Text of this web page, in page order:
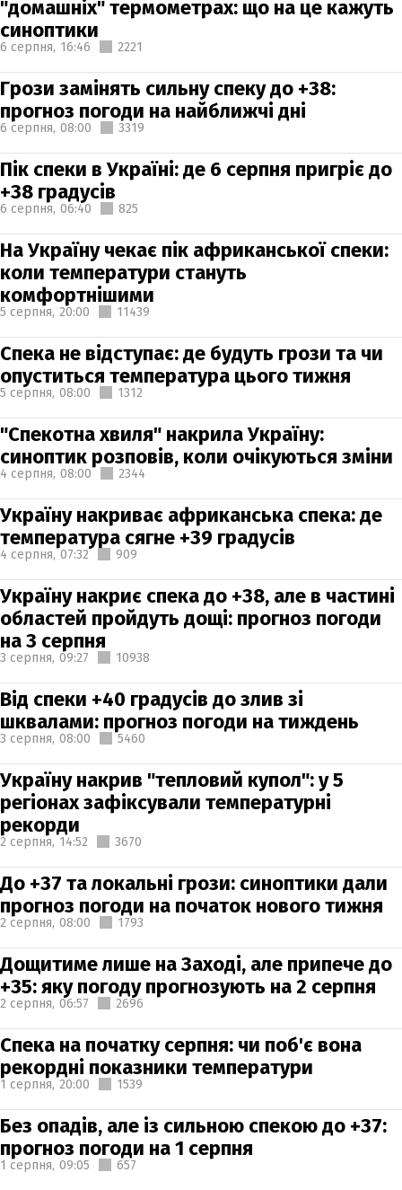
"домашніх" термометрах: що на це кажуть
синоптики
6 серпня, 16:46 2221
Грози замінять сильну спеку до +38:
прогноз погоди на найближчі дні
6 серпня, 08:00 3319
Пік спеки в Україні: де 6 серпня пригріє до
+38 градусів
6 серпня, 06:40 825
На Україну чекає пік африканської спеки:
коли температури стануть
комфортнішими
5 серпня, 20:00 11439
Спека не відступає: де будуть грози та чи
опуститься температура цього тижня
5 серпня, 08:00 1312
"Спекотна хвиля" накрила Україну:
синоптик розповів, коли очікуються зміни
4 серпня, 08:00 2344
Україну накриває африканська спека: де
температура сягне +39 градусів
4 серпня, 07:32 909
Україну накриє спека до +38, але в частині
областей пройдуть дощі: прогноз погоди
на 3 серпня
3 серпня, 09:27 10938
Від спеки +40 градусів до злив зі
шквалами: прогноз погоди на тиждень
3 серпня, 08:00 5460
Україну накрив "тепловий купол": у 5
регіонах зафіксували температурні
рекорди
2 серпня, 14:52 3670
До +37 та локальні грози: синоптики дали
прогноз погоди на початок нового тижня
2 серпня, 08:00 1793
Дощитиме лише на Заході, але припече до
+35: яку погоду прогнозують на 2 серпня
2 серпня, 06:57 2696
Спека на початку серпня: чи поб'є вона
рекордні показники температури
1 серпня, 20:00 1539
Без опадів, але із сильною спекою до +37:
прогноз погоди на 1 серпня
1 серпня, 09:05 657